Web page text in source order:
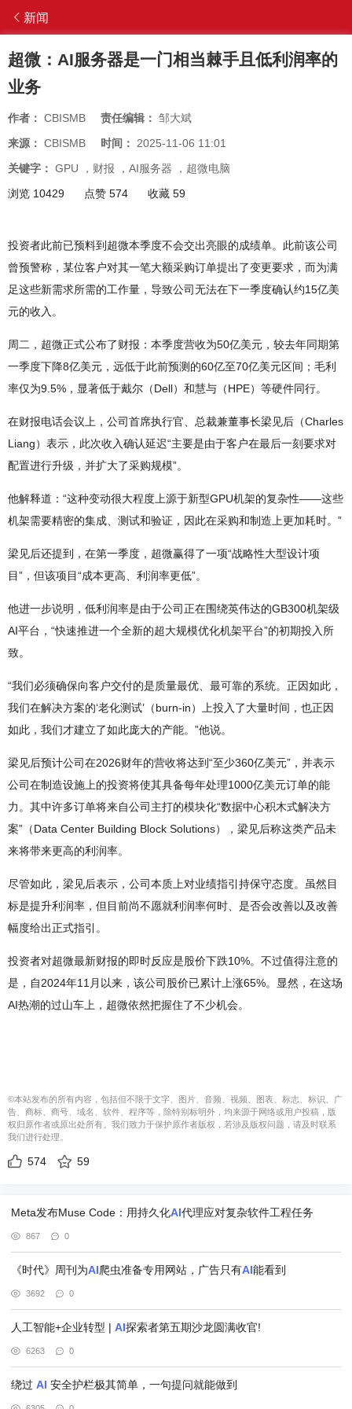
新闻
超微：AI服务器是一门相当棘手且低利润率的
业务
作者： CBISMB 责任编辑： 邹大斌
来源： CBISMB 时间： 2025-11-06 11:01
关键字： GPU ， 财报 ， AI服务器 ， 超微电脑
浏览 10429
点赞 574 收藏 59
投资者此前已预料到超微本季度不会交出亮眼的成绩单。此前该公司
曾预警称，某位客户对其一笔大额采购订单提出了变更要求，而为满
足这些新需求所需的工作量，导致公司无法在下一季度确认约15亿美
元的收入。
周二，超微正式公布了财报：本季度营收为50亿美元，较去年同期第
一季度下降8亿美元，远低于此前预测的60亿至70亿美元区间；毛利
率仅为9.5%，显著低于戴尔（Dell）和慧与（HPE）等硬件同行。
在财报电话会议上，公司首席执行官、总裁兼董事长梁见后（Charles
Liang）表示，此次收入确认延迟“主要是由于客户在最后一刻要求对
配置进行升级，并扩大了采购规模”。
他解释道：“这种变动很大程度上源于新型GPU机架的复杂性——这些
机架需要精密的集成、测试和验证，因此在采购和制造上更加耗时。”
梁见后还提到，在第一季度，超微赢得了一项“战略性大型设计项
目”，但该项目“成本更高、利润率更低”。
他进一步说明，低利润率是由于公司正在围绕英伟达的GB300机架级
AI平台，“快速推进一个全新的超大规模优化机架平台”的初期投入所
致。
“我们必须确保向客户交付的是质量最优、最可靠的系统。正因如此，
我们在解决方案的‘老化测试’（burn-in）上投入了大量时间，也正因
如此，我们才建立了如此庞大的产能。”他说。
梁见后预计公司在2026财年的营收将达到“至少360亿美元”，并表示
公司在制造设施上的投资将使其具备每年处理1000亿美元订单的能
力。其中许多订单将来自公司主打的模块化“数据中心积木式解决方
案”（Data Center Building Block Solutions），梁见后称这类产品未
来将带来更高的利润率。
尽管如此，梁见后表示，公司本质上对业绩指引持保守态度。虽然目
标是提升利润率，但目前尚不愿就利润率何时、是否会改善以及改善
幅度给出正式指引。
投资者对超微最新财报的即时反应是股价下跌10%。不过值得注意的
是，自2024年11月以来，该公司股价已累计上涨65%。显然，在这场
AI热潮的过山车上，超微依然把握住了不少机会。
©本站发布的所有内容，包括但不限于文字、图片、音频、视频、图表、标志、标识、广
告、商标、商号、域名、软件、程序等，除特别标明外，均来源于网络或用户投稿，版
权归原作者或原出处所有。我们致力于保护原作者版权，若涉及版权问题，请及时联系
我们进行处理。
574 59
Meta发布Muse Code：用持久化AI代理应对复杂软件工程任务
867 0
《时代》周刊为AI爬虫准备专用网站，广告只有AI能看到
3692 0
人工智能+企业转型 | AI探索者第五期沙龙圆满收官!
6263 0
绕过 AI 安全护栏极其简单，一句提问就能做到